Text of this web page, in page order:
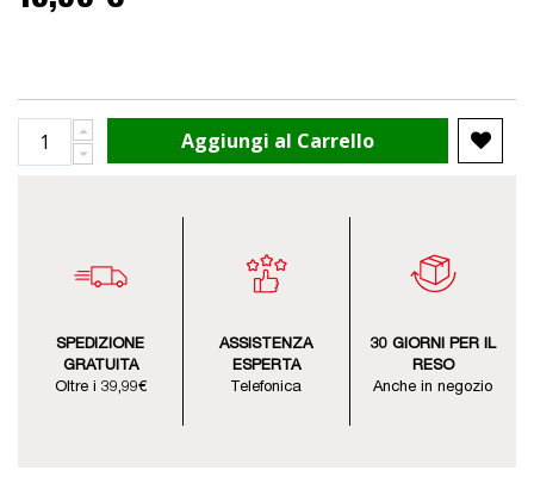
Aggiungi al Carrello
SPEDIZIONE
GRATUITA
Oltre i 39,99€
ASSISTENZA
ESPERTA
Telefonica
30 GIORNI PER IL
RESO
Anche in negozio